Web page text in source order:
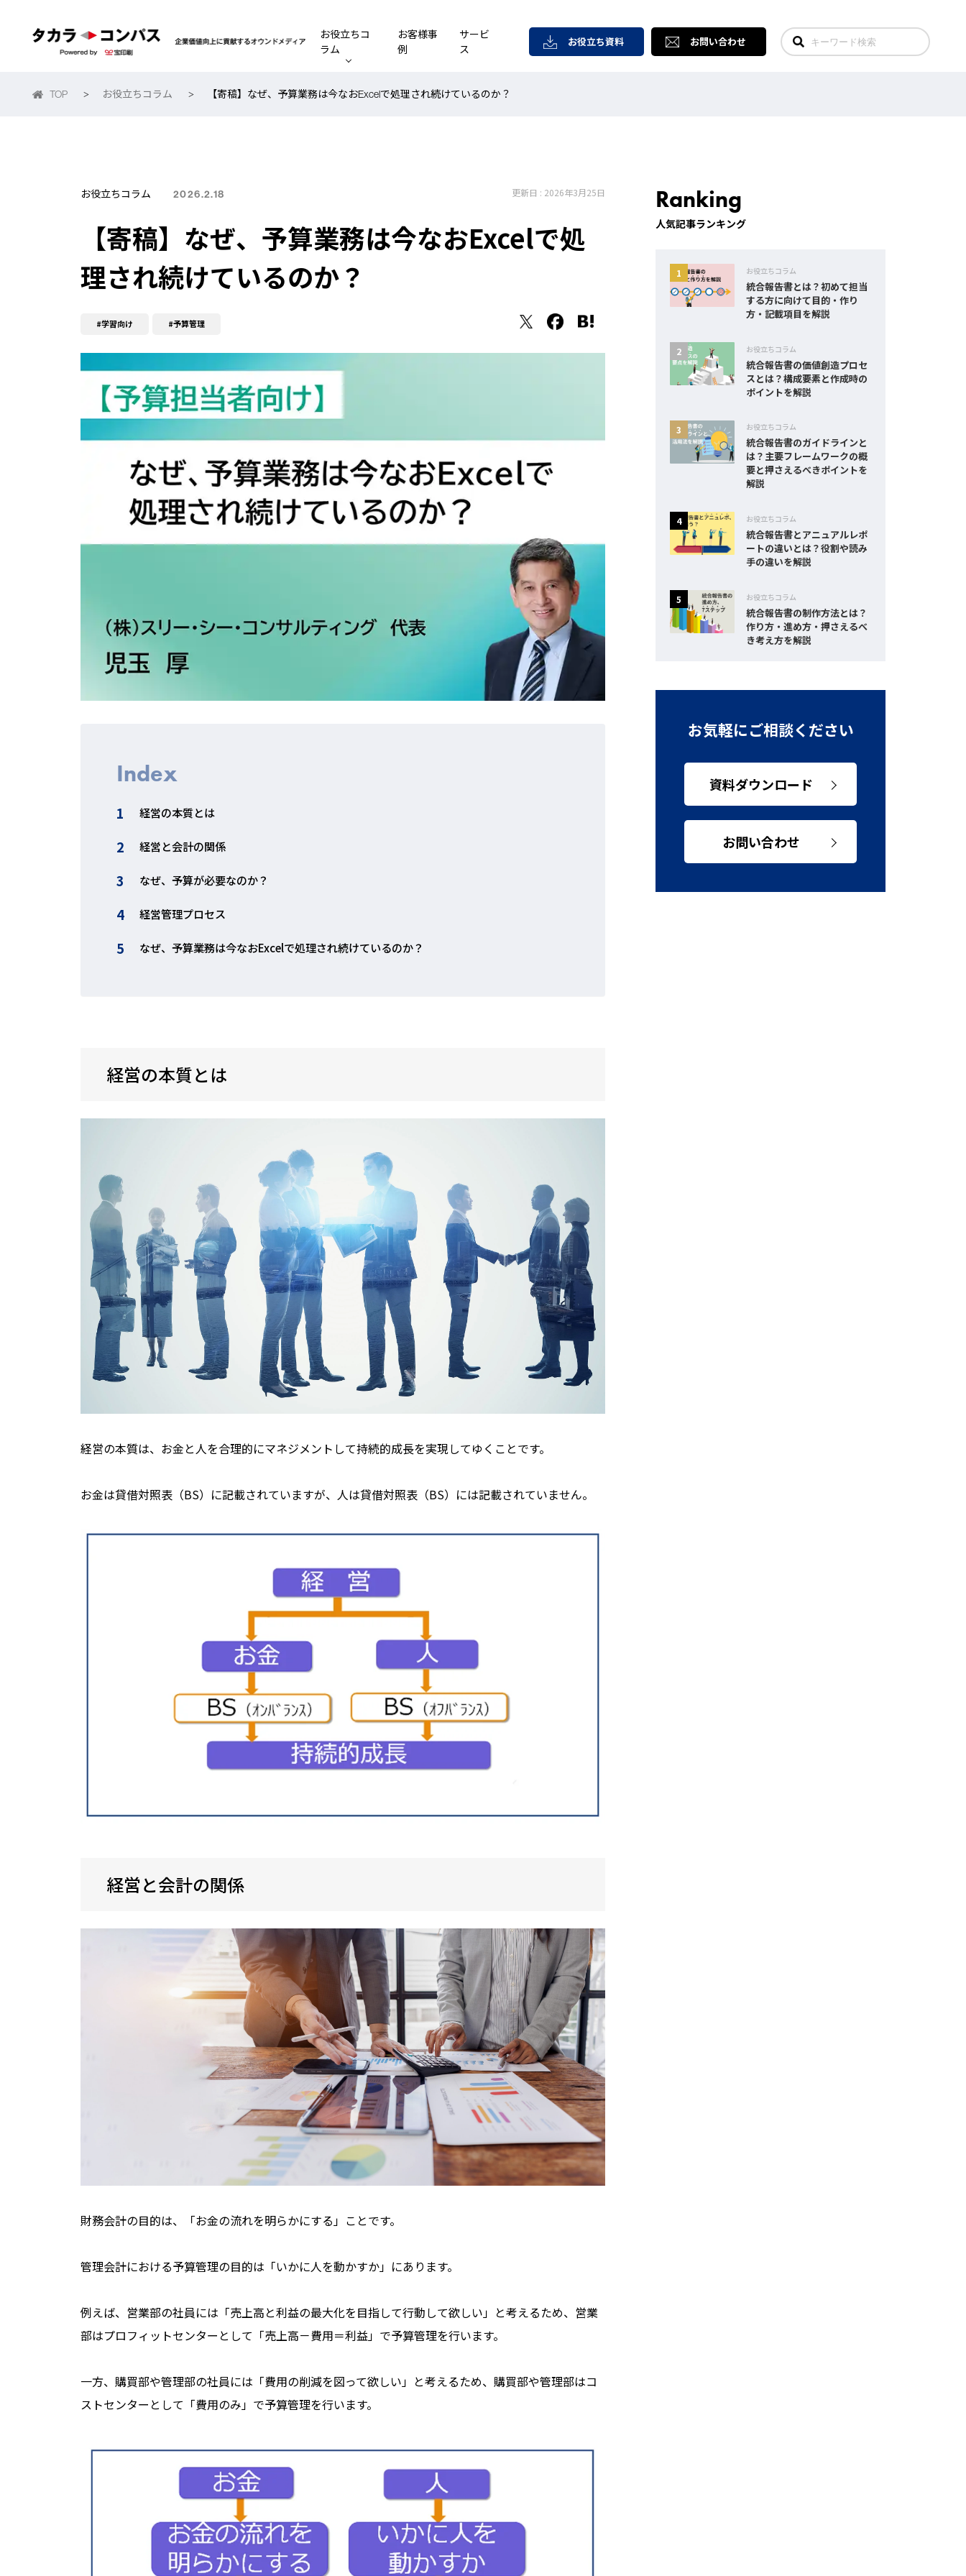
お役立ちコ
ラム
お客様事
例
サービ
ス
お役立ち資料 お問い合わせ
TOP > お役立ちコラム > 【寄稿】なぜ、予算業務は今なおExcelで処理され続けているのか？
お役立ちコラム 2026.2.18 更新日 : 2026年3月25日
【寄稿】なぜ、予算業務は今なおExcelで処
理され続けているのか？
学習向け 予算管理
Index
経営の本質とは
経営と会計の関係
なぜ、予算が必要なのか？
経営管理プロセス
なぜ、予算業務は今なおExcelで処理され続けているのか？
経営の本質とは
経営の本質は、お金と人を合理的にマネジメントして持続的成長を実現してゆくことです。
お金は貸借対照表（BS）に記載されていますが、人は貸借対照表（BS）には記載されていません。
経営と会計の関係
財務会計の目的は、「お金の流れを明らかにする」ことです。
管理会計における予算管理の目的は「いかに人を動かすか」にあります。
例えば、営業部の社員には「売上高と利益の最大化を目指して行動して欲しい」と考えるため、営業
部はプロフィットセンターとして「売上高－費用＝利益」で予算管理を行います。
一方、購買部や管理部の社員には「費用の削減を図って欲しい」と考えるため、購買部や管理部はコ
ストセンターとして「費用のみ」で予算管理を行います。
Ranking
人気記事ランキング
お役立ちコラム
統合報告書とは？初めて担当
する方に向けて目的・作り
方・記載項目を解説
お役立ちコラム
統合報告書の価値創造プロセ
スとは？構成要素と作成時の
ポイントを解説
お役立ちコラム
統合報告書のガイドラインと
は？主要フレームワークの概
要と押さえるべきポイントを
解説
お役立ちコラム
統合報告書とアニュアルレポ
ートの違いとは？役割や読み
手の違いを解説
お役立ちコラム
統合報告書の制作方法とは？
作り方・進め方・押さえるべ
き考え方を解説
お気軽にご相談ください
資料ダウンロード
お問い合わせ